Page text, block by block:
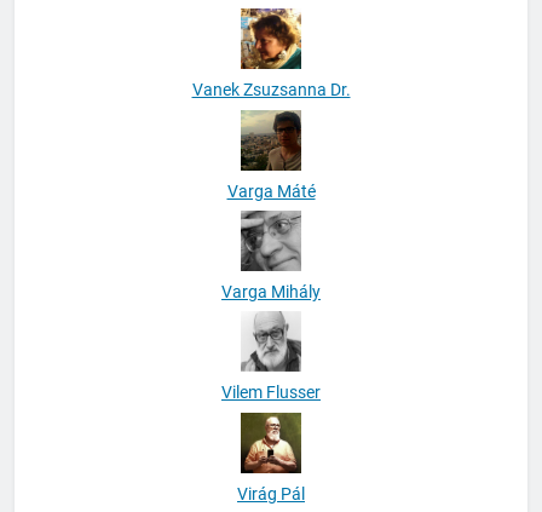
Vanek Zsuzsanna Dr.
Varga Máté
Varga Mihály
Vilem Flusser
Virág Pál